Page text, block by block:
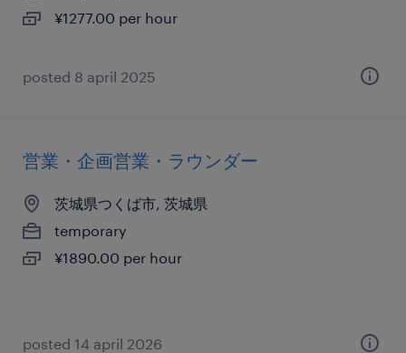
¥1277.00 per hour
posted 8 april 2025
営業・企画営業・ラウンダー
茨城県つくば市, 茨城県
temporary
¥1890.00 per hour
posted 14 april 2026